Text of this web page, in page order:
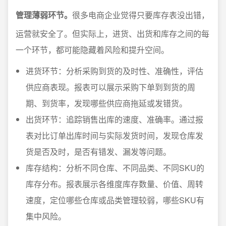
管理薄弱环节。 很多电商企业觉得只要库存表没出错，
运营就安全了。但实际上，进货、出货和库存之间的每
一个环节，都可能隐藏着风险和提升空间。
进货环节：分析采购到货的及时性、准确性，评估
供应商表现。报表可以展示采购下单到到货的周
期、到货率，发现哪些供应商拖延或发错货。
出货环节：追踪销售出库的速度、准确率。通过报
表对比订单出库时间与实际发货时间，发现仓库发
货是否及时，是否有错发、漏发等问题。
库存结构：分析不同仓库、不同品类、不同SKU的
库存分布。报表展示各维度库存数量、价值、周转
速度，定位哪些仓库或品类管理较弱，哪些SKU有
集中风险。